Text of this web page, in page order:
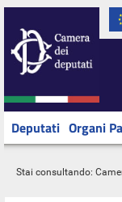
Deputati Organi
Stai consultando: